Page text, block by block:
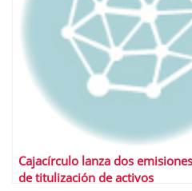
Cajacírculo lanza dos
de titulización de activos